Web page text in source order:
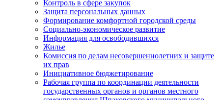
Контроль в сфере закупок
Защита персональных данных
Формирование комфортной городской среды
Социально-экономическое развитие
Информация для освободившихся
Жилье
Комиссия по делам несовершеннолетних и защите
их прав
Инициативное бюджетирование
Рабочая группа по координации деятельности
государственных органов и органов местного